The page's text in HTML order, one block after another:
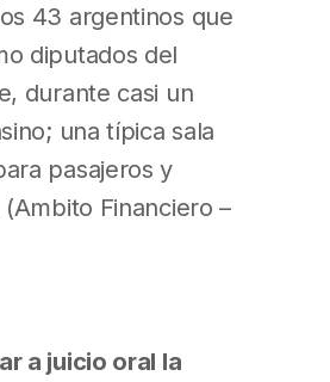
43 argentinos que
diputados del
durante casi un
una típica sala
pasajeros y
Financiero –
a juicio oral la